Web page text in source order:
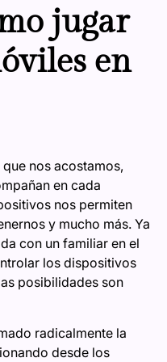
jugar
en
nos acostamos,
en cada
nos permiten
y mucho más. Ya
con un familiar en el
los dispositivos
posibilidades son
radicalmente la
desde los